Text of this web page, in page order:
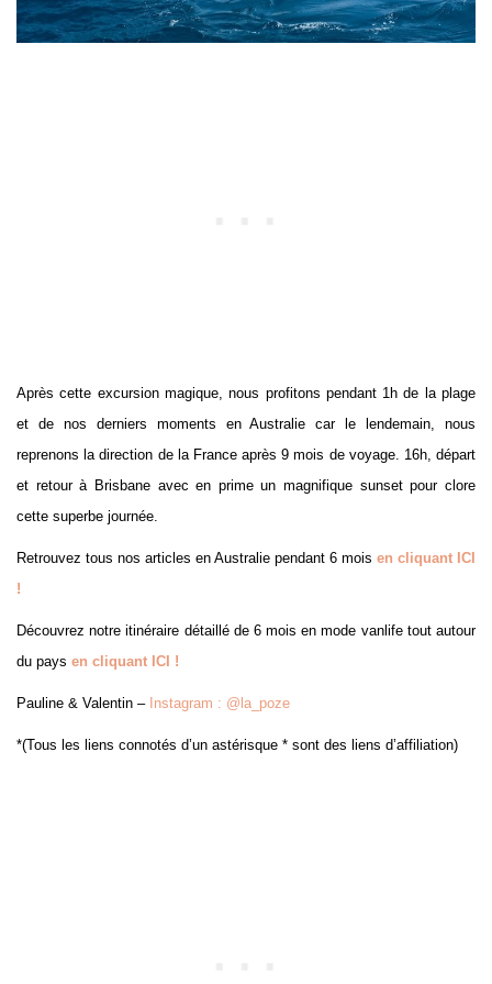
Après cette excursion magique, nous profitons pendant 1h de la plage
et de nos derniers moments en Australie car le lendemain, nous
reprenons la direction de la France après 9 mois de voyage. 16h, départ
et retour à Brisbane avec en prime un magnifique sunset pour clore
cette superbe journée.
Retrouvez tous nos articles en Australie pendant 6 mois en cliquant ICI
!
Découvrez notre itinéraire détaillé de 6 mois en mode vanlife tout autour
du pays en cliquant ICI !
Pauline & Valentin – Instagram : @la_poze
*(Tous les liens connotés d’un astérisque * sont des liens d’affiliation)